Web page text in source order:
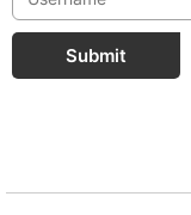
Submit